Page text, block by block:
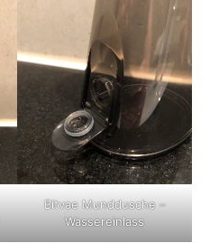
Bitvae Munddusche –
Wassereinlass